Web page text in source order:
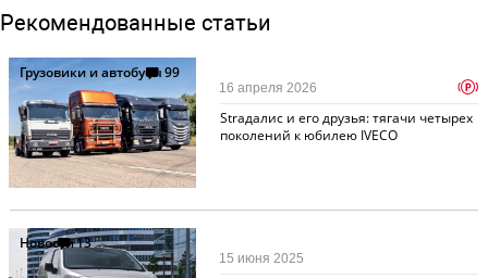
Рекомендованные статьи
Грузовики и автобусы99
Straдалис и его друзья: тягачи четырех
поколений к юбилею IVECO
16 апреля 2026 p
Новости13
15 июня 2025